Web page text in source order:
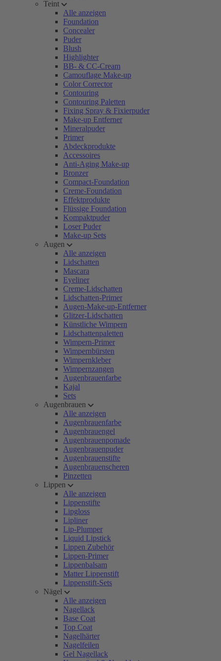
Teint
Alle anzeigen
Foundation
Concealer
Puder
Blush
Highlighter
BB- & CC-Cream
Camouflage Make-up
Color Corrector
Contouring
Contouring Paletten
Fixing Spray & Fixierpuder
Make-up Entferner
Mineralpuder
Primer
Abdeckprodukte
Accessoires
Anti-Aging Make-up
Bronzer
Compact-Foundation
Creme-Foundation
Effektprodukte
Flüssige Foundation
Kompaktpuder
Loser Puder
Make-up Sets
Augen
Alle anzeigen
Lidschatten
Mascara
Eyeliner
Creme-Lidschatten
Lidschatten-Primer
Augen-Make-up-Entferner
Glitzer-Lidschatten
Künstliche Wimpern
Lidschattenpaletten
Wimpern-Primer
Wimpernbürsten
Wimpernkleber
Wimpernzangen
Augenbrauenfarbe
Kajal
Sets
Augenbrauen
Alle anzeigen
Augenbrauenfarbe
Augenbrauengel
Augenbrauenpomade
Augenbrauenpuder
Augenbrauenstifte
Augenbrauenscheren
Pinzetten
Lippen
Alle anzeigen
Lippenstifte
Lipgloss
Lipliner
Lip-Plumper
Liquid Lipstick
Lippen Zubehör
Lippen-Primer
Lippenbalsam
Matter Lippenstift
Lippenstift-Sets
Nägel
Alle anzeigen
Nagellack
Base Coat
Top Coat
Nagelhärter
Nagelfeilen
Gel Nagellack